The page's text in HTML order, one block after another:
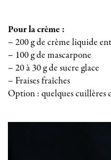
Pour la crème :
– 200 g de crème liquide
– 100 g de mascarpone
– 20 à 30 g de sucre glace
– Fraises fraîches
Option : quelques cuillères